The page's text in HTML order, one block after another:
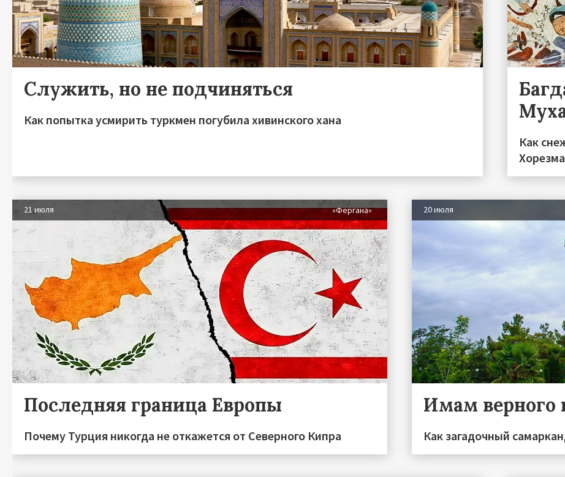
Служить, но не подчиняться
Как попытка усмирить туркмен погубила хивинского хана
Как
Хорезма
21 июля «Фергана»
Последняя граница Европы
Почему Турция никогда не откажется от Северного Кипра
20 июля
Имам верного
Как загадочный